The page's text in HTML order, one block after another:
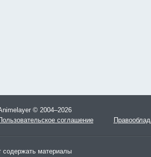
© 2004–2026
соглашение
содержать материалы